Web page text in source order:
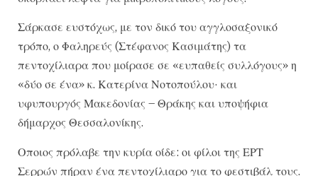
Σάρκασε ευστόχως, με τον δικό του αγγλοσαξονικό
τρόπο, ο Φαληρεύς (Στέφανος Κασιμάτης) τα
πεντοχίλιαρα που μοίρασε σε «ευπαθείς συλλόγους» η
«δύο σε ένα» κ. Κατερίνα Νοτοπούλου· και
υφυπουργός Μακεδονίας – Θράκης και υποψήφια
δήμαρχος Θεσσαλονίκης.
Οποιος πρόλαβε την κυρία οίδε: οι φίλοι της ΕΡΤ
Σερρών πήραν ένα πεντοχίλιαρο για το φεστιβάλ τους.